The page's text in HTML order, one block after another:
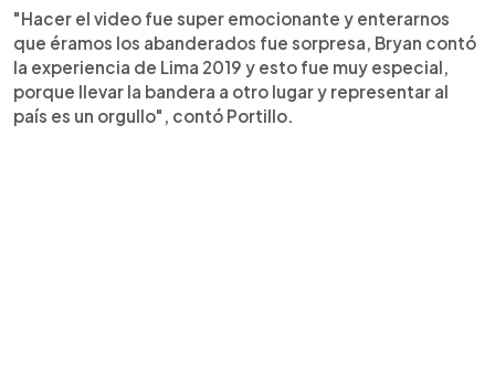
"Hacer el video fue super emocionante y enterarnos
que éramos los abanderados fue sorpresa, Bryan contó
la experiencia de Lima 2019 y esto fue muy especial,
porque llevar la bandera a otro lugar y representar al
país es un orgullo", contó Portillo.